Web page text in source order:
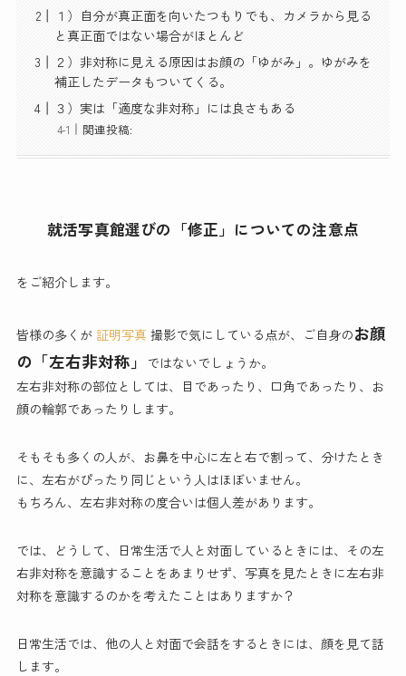
１）自分が真正面を向いたつもりでも、カメラから見る
と真正面ではない場合がほとんど
２）非対称に見える原因はお顔の「ゆがみ」。ゆがみを
補正したデータもついてくる。
３）実は「適度な非対称」には良さもある
関連投稿:
就活写真館選びの「修正」についての注意点
をご紹介します。
皆様の多くが 証明写真 撮影で気にしている点が、ご自身のお顔
の「左右非対称」
ではないでしょうか。
左右非対称の部位としては、目であったり、口角であったり、お
顔の輪郭であったりします。
そもそも多くの人が、お鼻を中心に左と右で割って、分けたとき
に、左右がぴったり同じという人はほぼいません。
もちろん、左右非対称の度合いは個人差があります。
では、どうして、日常生活で人と対面しているときには、その左
右非対称を意識することをあまりせず、写真を見たときに左右非
対称を意識するのかを考えたことはありますか？
日常生活では、他の人と対面で会話をするときには、顔を見て話
します。